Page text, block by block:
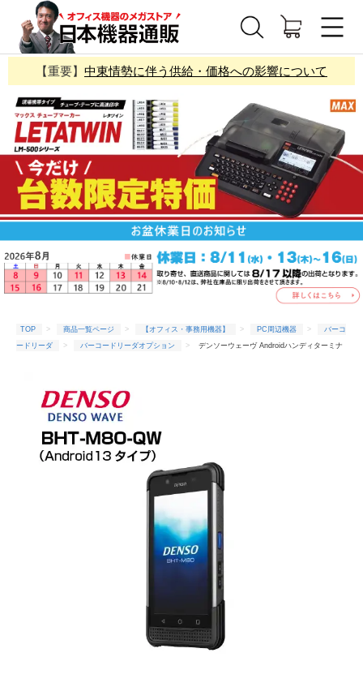
【重要】 中東情勢に伴う供給・価格への影響について
TOP 商品一覧ページ 【オフィス・事務用機器】 PC周辺機器
バーコ
ードリーダ
バーコードリーダオプション
デンソーウェーヴ Androidハンディターミナ